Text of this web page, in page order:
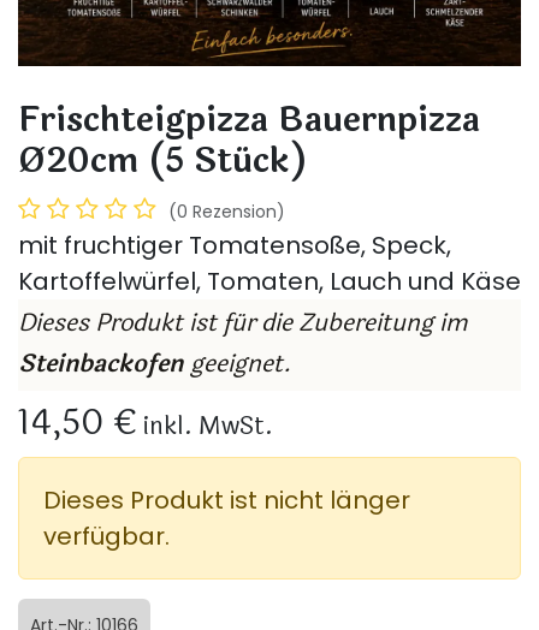
Frischteigpizza Bauernpizza
Ø20cm (5 Stück)
(0 Rezension)
mit fruchtiger Tomatensoße, Speck,
Kartoffelwürfel, Tomaten, Lauch und Käse
Dieses Produkt ist für die Zubereitung im
Steinbackofengeeignet.
14,50 € inkl. MwSt.
Dieses Produkt ist nicht länger
verfügbar.
Art.-Nr.: 10166